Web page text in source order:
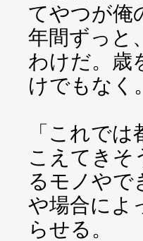
てやつが俺
年間ずっと
わけだ。歳
けでもなく。
「これで
こえてきそ
るモノやで
や場合によ
らせる。